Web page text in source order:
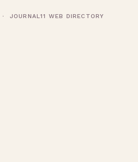
· JOURNAL11 WEB DIRECTORY